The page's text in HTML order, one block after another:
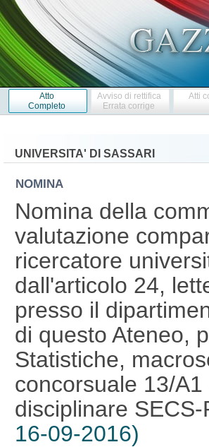
Atto
Completo
Avviso di rettifica
Errata corrige
Atti
UNIVERSITA' DI SASSARI
NOMINA
Nomina della
valutazione
ricercatore
dall'articolo 24,
presso il
di questo Ateneo,
Statistiche,
concorsuale 13/
disciplinare
16-09-2016)